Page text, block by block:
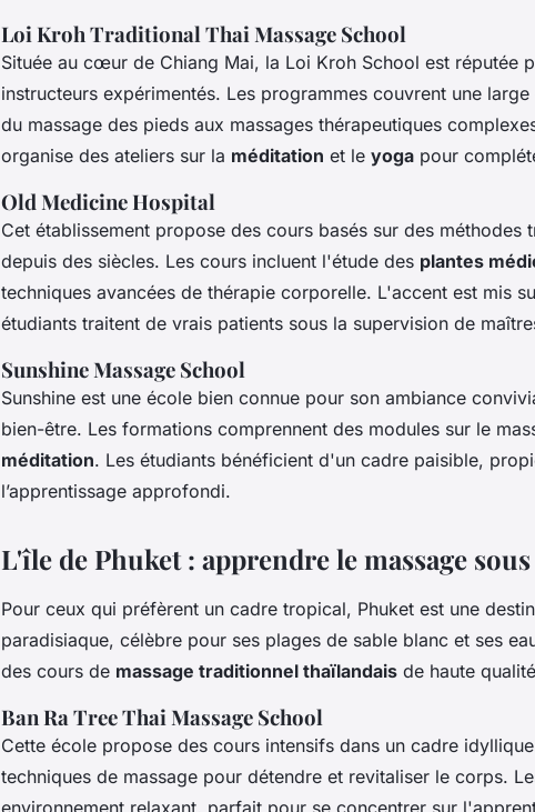
Loi Kroh Traditional Thai Massage School
Située au cœur de Chiang Mai, la Loi Kroh School est réputée
instructeurs expérimentés. Les programmes couvrent une
du massage des pieds aux massages thérapeutiques
organise des ateliers sur la méditation et le yoga pour
Old Medicine Hospital
Cet établissement propose des cours basés sur des méthodes
depuis des siècles. Les cours incluent l'étude des plantes
techniques avancées de thérapie corporelle. L'accent est mis
étudiants traitent de vrais patients sous la supervision de
Sunshine Massage School
Sunshine est une école bien connue pour son ambiance
bien-être. Les formations comprennent des modules sur le
méditation. Les étudiants bénéficient d'un cadre paisible,
l’apprentissage approfondi.
L'île de Phuket : apprendre le massage
Pour ceux qui préfèrent un cadre tropical, Phuket est une
paradisiaque, célèbre pour ses plages de sable blanc et ses
des cours de massage traditionnel thaïlandais de haute
Ban Ra Tree Thai Massage School
Cette école propose des cours intensifs dans un cadre
techniques de massage pour détendre et revitaliser le corps.
environnement relaxant, parfait pour se concentrer sur